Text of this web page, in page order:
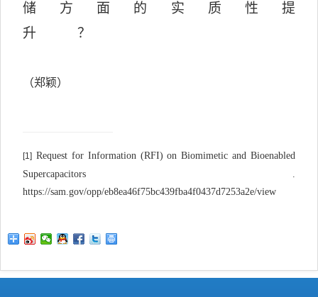
储方面的实质性提
升？
（郑颖）
[1] Request for Information (RFI) on Biomimetic and Bioenabled
Supercapacitors .
https://sam.gov/opp/eb8ea46f75bc439fba4f0437d7253a2e/view